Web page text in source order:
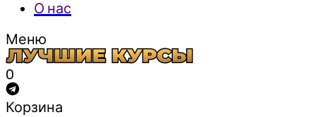
О нас
Меню
0
Корзина